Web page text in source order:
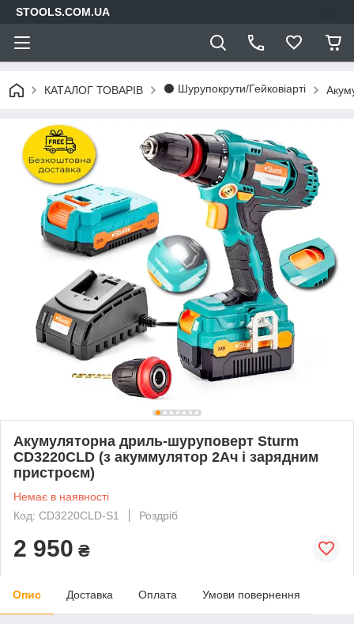
STOOLS.COM.UA
КАТАЛОГ ТОВАРІВ ⚫ Шурупокрути/Гейковіарті
Акумуляторна дриль-шуруповерт Sturm
CD3220CLD (з акуммулятор 2Ач і зарядним
пристроєм)
Немає в наявності
Код: CD3220CLD-S1
Роздріб
2 950 ₴
Опис Доставка Оплата Умови повернення